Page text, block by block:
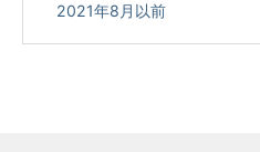
2021年8月以前